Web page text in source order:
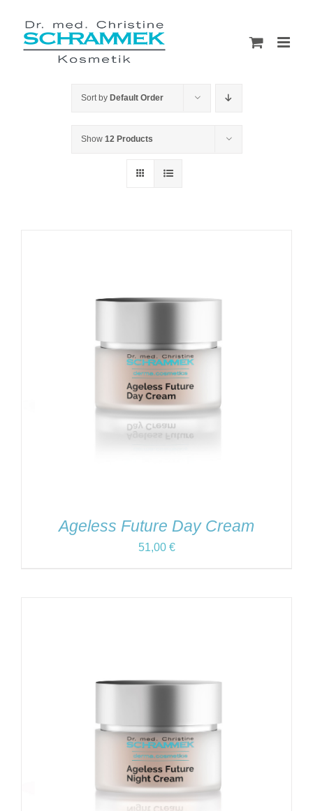
content
Sort by Default Order
Show 12 Products
Ageless Future Day Cream
51,00 €